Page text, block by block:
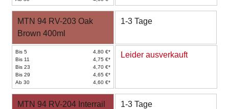
MTN 94 RV-203 Oak
Brown 400ml
1-3 Tage
Bis 5
4,80 €*
Bis 11
4,75 €*
Bis 23
4,70 €*
Bis 29
4,65 €*
Ab 30
4,60 €*
Leider ausverkauft
MTN 94 RV-204 Interrail
1-3 Tage